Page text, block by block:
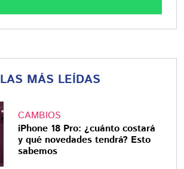
LAS MÁS LEÍDAS
CAMBIOS
iPhone 18 Pro: ¿cuánto costará
y qué novedades tendrá? Esto
sabemos